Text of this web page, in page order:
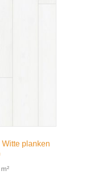
planken